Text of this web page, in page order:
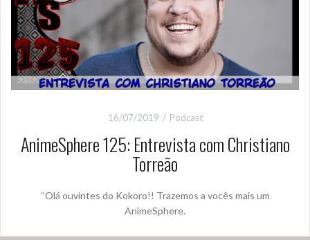
16/07/2019 Podcast
AnimeSphere 125: Entrevista com Christiano
Torreão
“Olá ouvintes do Kokoro!! Trazemos a vocês mais um
AnimeSphere.